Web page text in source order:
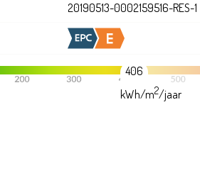
20190513-0002159516-RES-1
406
kWh/m2/jaar